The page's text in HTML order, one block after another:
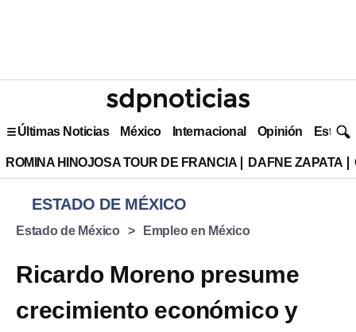
Últimas Noticias México Internacional Opinión Estilo
ROMINA HINOJOSA TOUR DE FRANCIA DAFNE ZAPATA
ESTADO DE MÉXICO
Estado de México Empleo en México
Ricardo Moreno presume
crecimiento económico y